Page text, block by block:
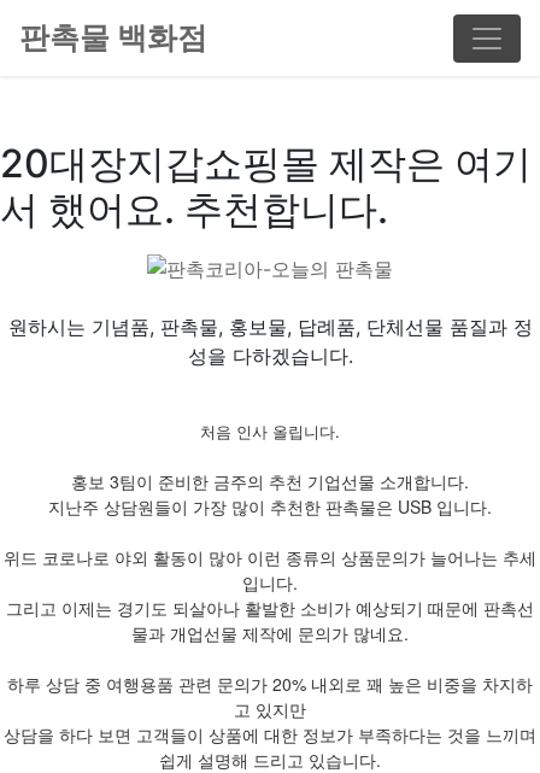
판촉물 백화점
20대장지갑쇼핑몰 제작은 여기
서 했어요. 추천합니다.
원하시는 기념품, 판촉물, 홍보물, 답례품, 단체선물 품질과 정
성을 다하겠습니다.
처음 인사 올립니다.
홍보 3팀이 준비한 금주의 추천 기업선물 소개합니다.
지난주 상담원들이 가장 많이 추천한 판촉물은 USB 입니다.
위드 코로나로 야외 활동이 많아 이런 종류의 상품문의가 늘어나는 추세
입니다.
그리고 이제는 경기도 되살아나 활발한 소비가 예상되기 때문에 판촉선
물과 개업선물 제작에 문의가 많네요.
하루 상담 중 여행용품 관련 문의가 20% 내외로 꽤 높은 비중을 차지하
고 있지만
상담을 하다 보면 고객들이 상품에 대한 정보가 부족하다는 것을 느끼며
쉽게 설명해 드리고 있습니다.